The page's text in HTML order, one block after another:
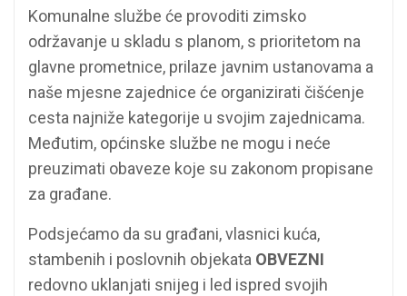
Komunalne službe će provoditi zimsko
održavanje u skladu s planom, s prioritetom na
glavne prometnice, prilaze javnim ustanovama a
naše mjesne zajednice će organizirati čišćenje
cesta najniže kategorije u svojim zajednicama.
Međutim, općinske službe ne mogu i neće
preuzimati obaveze koje su zakonom propisane
za građane.
Podsjećamo da su građani, vlasnici kuća,
stambenih i poslovnih objekata OBVEZNI
redovno uklanjati snijeg i led ispred svojih